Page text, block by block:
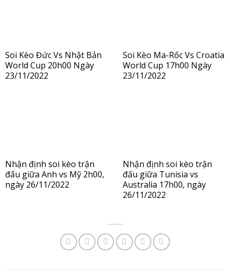
Soi Kèo Đức Vs Nhật Bản
World Cup 20h00 Ngày
23/11/2022
Soi Kèo Ma-Rốc Vs Croatia
World Cup 17h00 Ngày
23/11/2022
Nhận định soi kèo trận
đấu giữa Anh vs Mỹ 2h00,
ngày 26/11/2022
Nhận định soi kèo trận
đấu giữa Tunisia vs
Australia 17h00, ngày
26/11/2022